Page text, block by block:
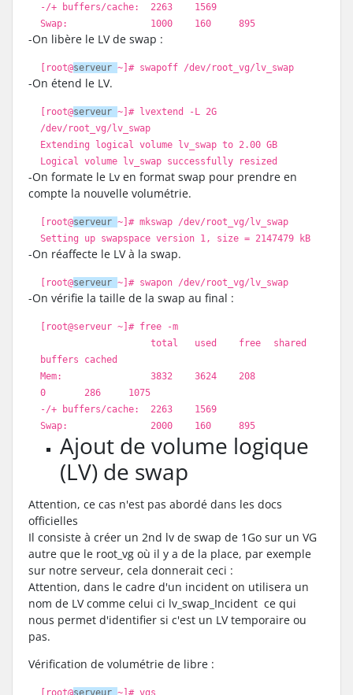
-/+ buffers/cache: 2263 1569
Swap: 1000 160 895
-On libère le LV de swap :
[root@serveur ~] # swapoff /dev/root_vg/lv_swap
-On étend le LV.
[root@serveur ~] # lvextend -L 2G
/dev/root_vg/lv_swap
Extending logical volume lv_swap to 2.00 GB
Logical volume lv_swap successfully resized
-On formate le Lv en format swap pour prendre en
compte la nouvelle volumétrie.
[root@serveur ~] # mkswap /dev/root_vg/lv_swap
Setting up swapspace version 1, size = 2147479 kB
-On réaffecte le LV à la swap.
[root@serveur ~] # swapon /dev/root_vg/lv_swap
-On vérifie la taille de la swap au final :
[root@serveur ~] # free -m
total used free
shared
buffers cached
Mem: 3832 3624 208
0 286 1075
-/+ buffers/cache: 2263 1569
Swap: 2000 160 895
Ajout de volume logique
(LV) de swap
Attention, ce cas n'est pas abordé dans les docs
officielles
Il consiste à créer un 2nd lv de swap de 1Go sur un VG
autre que le root_vg où il y a de la place, par exemple
sur notre serveur, cela donnerait ceci :
Attention, dans le cadre d'un incident on utilisera un
nom de LV comme celui ci lv_swap_Incident ce qui
nous permet d'identifier si c'est un LV temporaire ou
pas.
Vérification de volumétrie de libre :
[root@serveur ~] # vgs